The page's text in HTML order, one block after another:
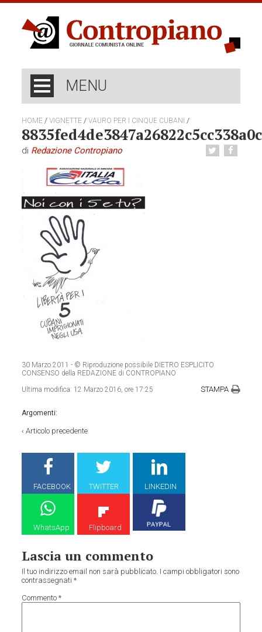
MENU
HOME /VIGNETTE /VAURO PER I CINQUE CUBANI /
di Redazione Contropiano
30 Marzo 2011 - © Riproduzione possibile DIETRO ESPLICITO
CONSENSO della REDAZIONE di CONTROPIANO
Ultima modifica: 12 Marzo 2016, ore 17:25 STAMPA
Argomenti:
‹Articolo precedente
FACEBOOK TWITTER LINKEDIN
WhatsApp Flipboard
Lascia un commento
Il tuo indirizzo email non sarà pubblicato. I campi obbligatori sono
contrassegnati*
Commento*